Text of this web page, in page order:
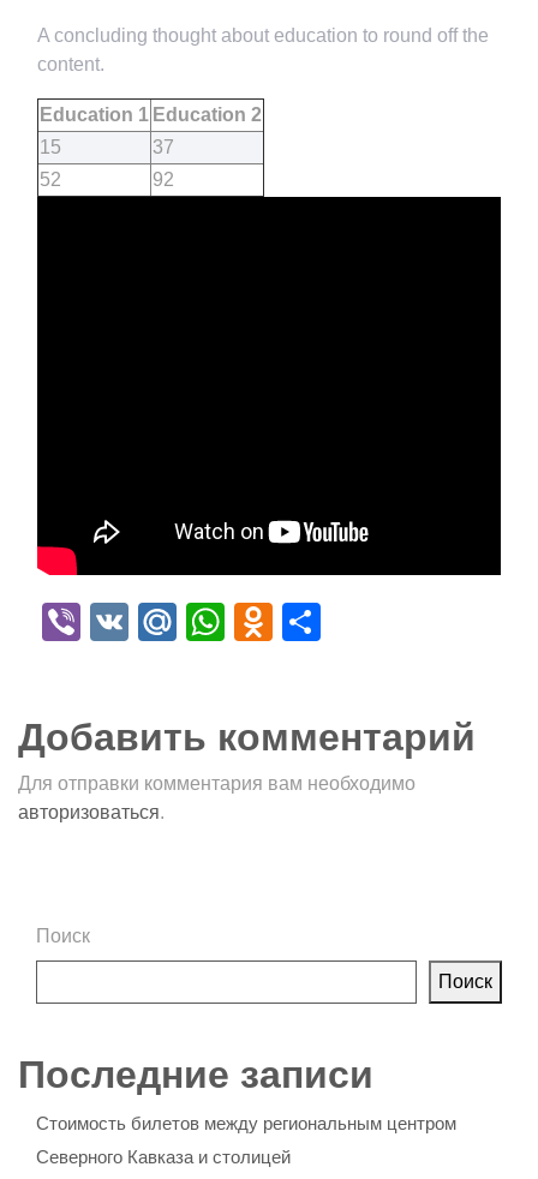
A concluding thought about education to round off the
content.
Education 1 Education 2
15
37
52
92
Viber
VK Mail.Ru
WhatsApp
Odnoklassniki
Добавить комментарий
Для отправки комментария вам необходимо
авторизоваться.
Поиск
Поиск
Последние записи
Стоимость билетов между региональным центром
Северного Кавказа и столицей